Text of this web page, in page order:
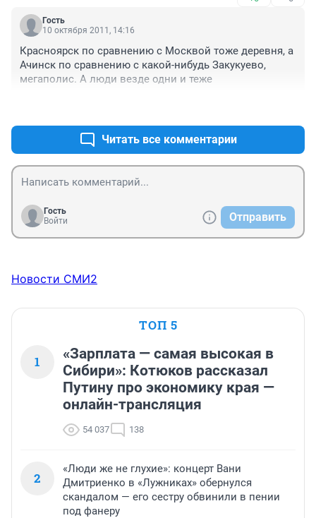
Гость
10 октября 2011, 14:16
Красноярск по сравнению с Москвой тоже деревня, а
Ачинск по сравнению с какой-нибудь Закукуево,
мегаполис. А люди везде одни и теже
Читать все комментарии
Гость
Войти
Отправить
Новости СМИ2
ТОП 5
1
«Зарплата — самая высокая в
Сибири»: Котюков рассказал
Путину про экономику края —
онлайн-трансляция
54 037 138
2
«Люди же не глухие»: концерт Вани
Дмитриенко в «Лужниках» обернулся
скандалом — его сестру обвинили в пении
под фанеру